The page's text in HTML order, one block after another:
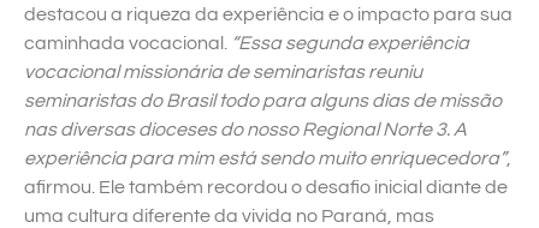
destacou a riqueza da experiência e o impacto para sua
caminhada vocacional.
“Essa segunda experiência
vocacional missionária de seminaristas reuniu
seminaristas do Brasil todo para alguns dias de missão
nas diversas dioceses do nosso Regional Norte 3. A
experiência para mim está sendo muito enriquecedora”,
afirmou. Ele também recordou o desafio inicial diante de
uma cultura diferente da vivida no Paraná, mas